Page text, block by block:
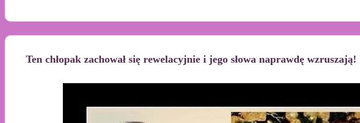
Ten chłopak zachował się rewelacyjnie i jego słowa naprawdę wzruszają!